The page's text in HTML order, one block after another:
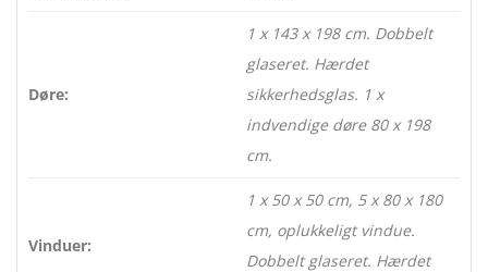
Døre:
1 x 143 x 198 cm. Dobbelt
glaseret. Hærdet
sikkerhedsglas. 1 x
indvendige døre 80 x 198
cm.
Vinduer:
1 x 50 x 50 cm, 5 x 80 x 180
cm, oplukkeligt vindue.
Dobbelt glaseret. Hærdet